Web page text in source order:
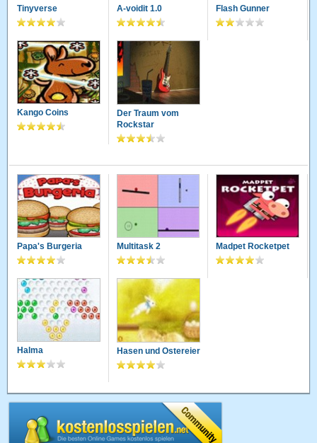
Tinyverse A-voidit 1.0 Flash Gunner
Kango Coins
Der Traum vom
Rockstar
Papa's Burgeria Multitask 2 Madpet Rocketpet
Halma Hasen und Ostereier